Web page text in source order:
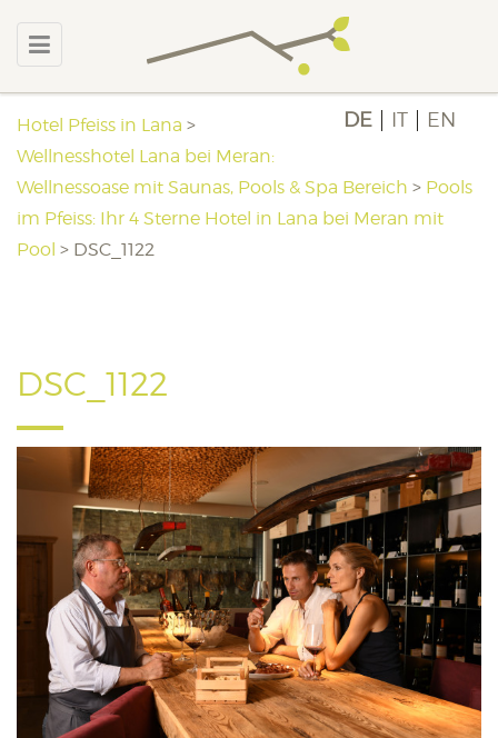
DE IT EN
Hotel Pfeiss in Lana >
Wellnesshotel Lana bei Meran:
Wellnessoase mit Saunas, Pools & Spa Bereich > Pools
im Pfeiss: Ihr 4 Sterne Hotel in Lana bei Meran mit
Pool > DSC_1122
DSC_1122